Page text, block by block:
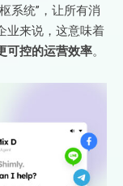
系统”，让所有消
业来说，这意味着
可控的运营效率。